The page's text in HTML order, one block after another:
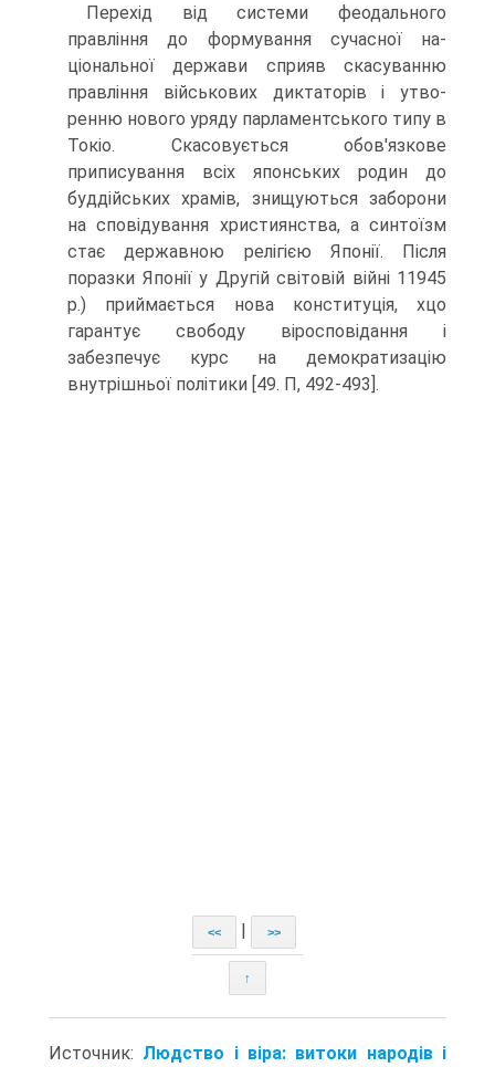
Перехід від системи феодального
правління до формування сучасної на­
ціональної держави сприяв скасуванню
правління військових диктаторів і утво­
ренню нового уряду парламентського типу в
Токіо. Скасовується обов'язкове
приписування всіх японських родин до
буддійських храмів, знищуються забо­рони
на сповідування християнства, а синтоїзм
стає державною релігією Японії. Після
поразки Японії у Другій світовій війні 11945
р.) приймається нова консти­туція, хцо
гарантує свободу віросповідання і
забезпечує курс на демократизацію
внутрішньої політики [49. П, 492-493].
<< | >>
↑
Источник: Людство і віра: витоки народів і